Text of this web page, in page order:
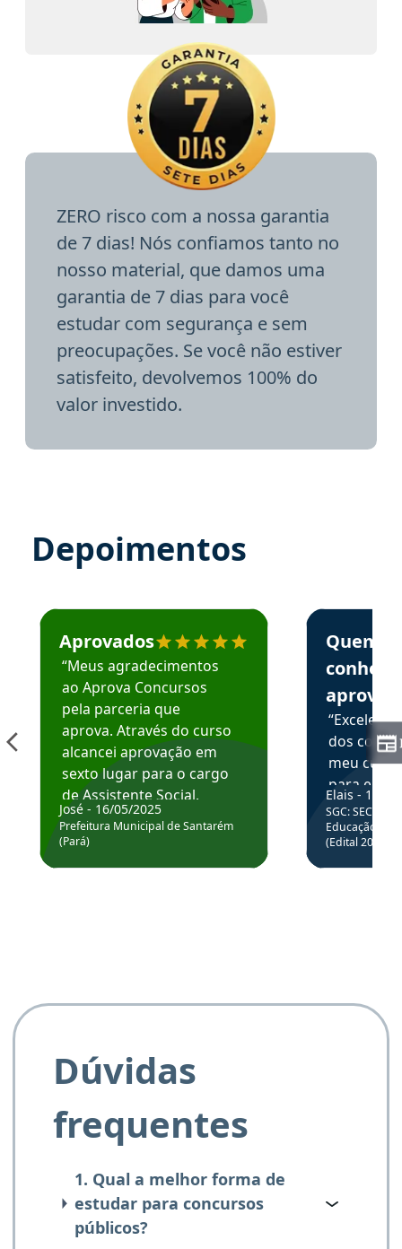
ZERO risco com a nossa garantia
de 7 dias! Nós confiamos tanto no
nosso material, que damos uma
garantia de 7 dias para você
estudar com segurança e sem
preocupações. Se você não estiver
satisfeito, devolvemos 100% do
valor investido.
Depoimentos
Estudante José recomenda o Aprova Concursos em
Aprovados
“Meus agradecimentos
ao Aprova Concursos
pela parceria que
aprova. Através do curso
alcancei aprovação em
sexto lugar para o cargo
de Assistente Social.
Hoje estou atuando na
Prefeitura de Santarém.
José - 16/05/2025
Prefeitura Municipal de Santarém
(Pará)
Estudante
Quem
aprova
dos
meu
para
colocar
através
de
Elais - 15/
SGC: SEC BA
Educação
(Edital
Dúvidas
frequentes
1. Qual a melhor forma de
estudar para concursos
públicos?